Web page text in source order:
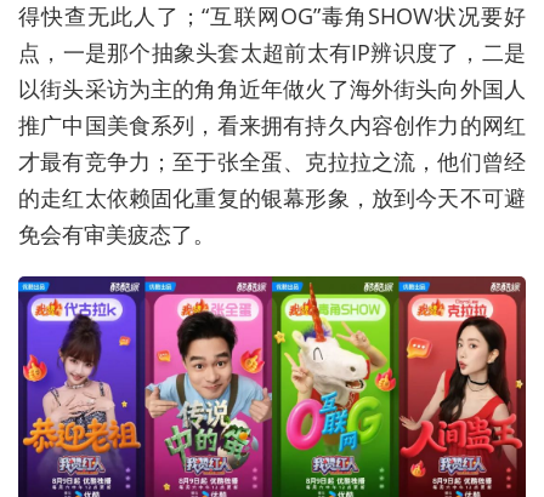
得快查无此人了；“互联网OG”毒角SHOW状况要好
点，一是那个抽象头套太超前太有IP辨识度了，二是
以街头采访为主的角角近年做火了海外街头向外国人
推广中国美食系列，看来拥有持久内容创作力的网红
才最有竞争力；至于张全蛋、克拉拉之流，他们曾经
的走红太依赖固化重复的银幕形象，放到今天不可避
免会有审美疲态了。